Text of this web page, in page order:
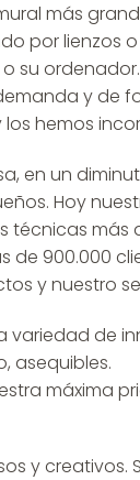
más
por lienzos
su ordenador.
y de
hemos
en un
Hoy
técnicas más
900.000
y nuestro
variedad de
asequibles.
y creativos.